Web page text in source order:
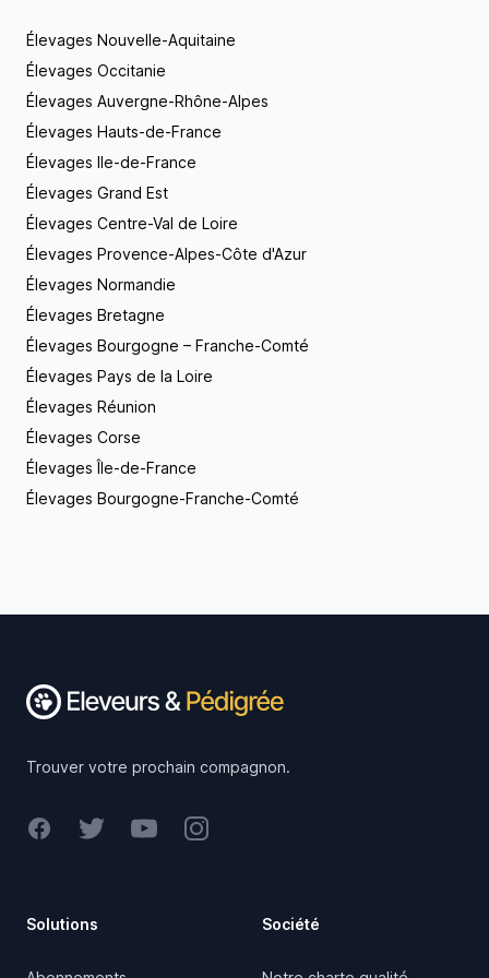
bon développement de ses chiots. Tous nos petits
sont vaccinés et identifiés par puce électronique le
jour de leur départ. Désireux de voir chacun de
nos compagnons s'épanouir pleinement, nous leur
maison et notre grand jardin leur sont ouverts en
permanence. Lorsque le temps nous le permet,
nous aimons passer du temps à nous promener
dans les nombreux chemins forestiers qui bordent
notre foyer. Nature et moments de tendresse sont
le quotidien de nos fidèles complices. Des
élevage, notre parcours professionnel ou la
disponibilité de nos petits ? Nous vous invitons à
nous les poser par mail ou par téléphone. Nous
vous répondrons avec grand plaisir et serons ravis
de pouvoir vous apporter notre aide !
Élevages Nouvelle-Aquitaine
Élevages Occitanie
Élevages Auvergne-Rhône-Alpes
Élevages Hauts-de-France
Élevages Ile-de-France
Élevages Grand Est
Élevages Centre-Val de Loire
Élevages Provence-Alpes-Côte d'Azur
Élevages Normandie
Élevages Bretagne
Élevages Bourgogne – Franche-Comté
Élevages Pays de la Loire
Élevages Réunion
Élevages Corse
Élevages Île-de-France
Élevages Bourgogne-Franche-Comté
Trouver votre prochain compagnon.
FacebookTwitterYoutubeInstagram
Solutions Société